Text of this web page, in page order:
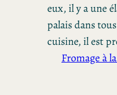
eux, il y a une
palais dans
cuisine, il est
Fromage à